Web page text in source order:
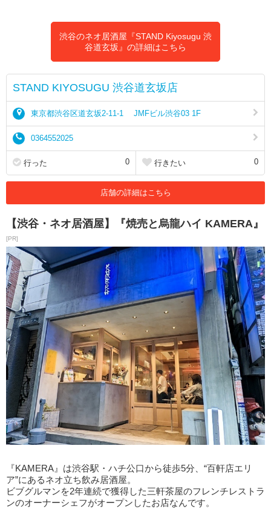
渋谷のネオ居酒屋『STAND Kiyosugu 渋
谷道玄坂』の詳細はこちら
STAND KIYOSUGU 渋谷道玄坂店
東京都渋谷区道玄坂2-11-1 JMFビル渋谷03 1F
0364552025
行った 0 行きたい 0
店舗の詳細はこちら
【渋谷・ネオ居酒屋】『焼売と烏龍ハイ KAMERA』
[PR]
『KAMERA』は渋谷駅・ハチ公口から徒歩5分、“百軒店エリ
ア”にあるネオ立ち飲み居酒屋。
ビブグルマンを2年連続で獲得した三軒茶屋のフレンチレストラ
ンのオーナーシェフがオープンしたお店なんです。